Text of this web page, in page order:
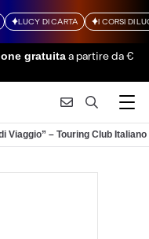
LUCY DI CARTA I CORSI DI
gratuitaa partire da €
Viaggio” – Touring Club Italiano